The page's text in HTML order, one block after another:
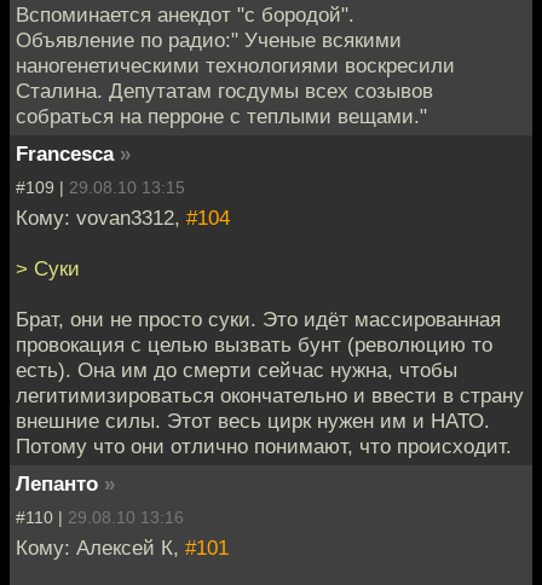
Вспоминается анекдот "с бородой".
Объявление по радио:" Ученые всякими
наногенетическими технологиями воскресили
Сталина. Депутатам госдумы всех созывов
собраться на перроне с теплыми вещами."
Francesca »
#109 | 29.08.10 13:15
Кому: vovan3312, #104
> Суки
Брат, они не просто суки. Это идёт массированная
провокация с целью вызвать бунт (революцию то
есть). Она им до смерти сейчас нужна, чтобы
легитимизироваться окончательно и ввести в страну
внешние силы. Этот весь цирк нужен им и НАТО.
Потому что они отлично понимают, что происходит.
Лепанто »
#110 | 29.08.10 13:16
Кому: Алексей К, #101